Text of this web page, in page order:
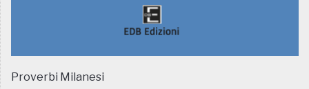
Proverbi Milanesi